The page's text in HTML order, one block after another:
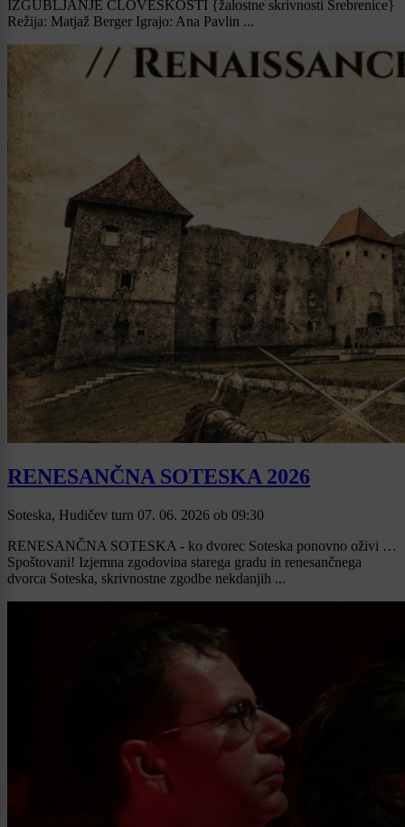
IZGUBLJANJE ČLOVEŠKOSTI {žalostne skrivnosti Srebrenice}
Režija: Matjaž Berger Igrajo: Ana Pavlin ...
RENESANČNA SOTESKA 2026
Soteska, Hudičev turn 07. 06. 2026 ob 09:30
RENESANČNA SOTESKA - ko dvorec Soteska ponovno oživi …
Spoštovani! Izjemna zgodovina starega gradu in renesančnega
dvorca Soteska, skrivnostne zgodbe nekdanjih ...